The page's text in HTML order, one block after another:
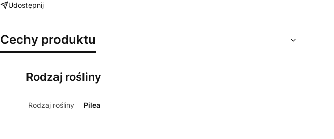
Udostępnij
Cechy produktu
Rodzaj rośliny
Rodzaj rośliny Pilea